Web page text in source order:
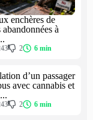
enchères de
à
2 6 min
d’un passager
avec cannabis et
2 6 min